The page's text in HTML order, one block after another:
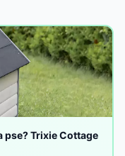
pse? Trixie Cottage